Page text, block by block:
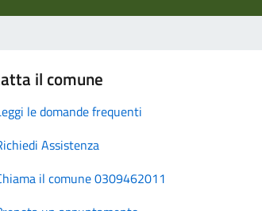
il comune
le domande frequenti
Assistenza
il comune 0309462011